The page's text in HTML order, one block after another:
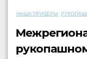
НАШИ ПРИЗЕРЫ